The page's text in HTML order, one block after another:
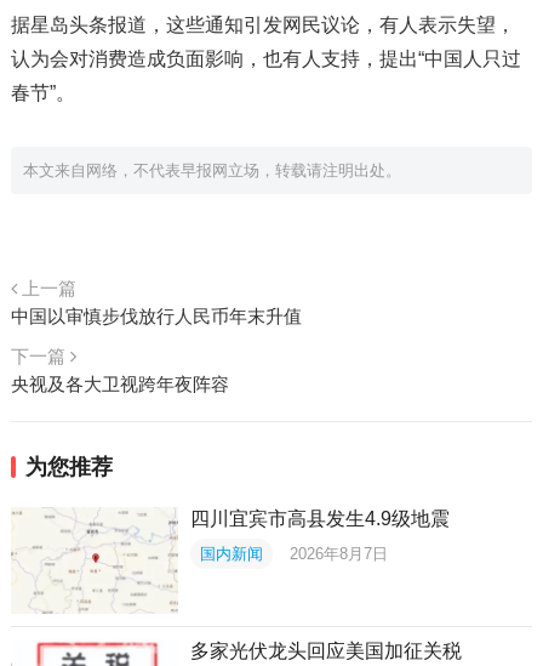
据星岛头条报道，这些通知引发网民议论，有人表示失望，
认为会对消费造成负面影响，也有人支持，提出“中国人只过
春节”。
本文来自网络，不代表早报网立场，转载请注明出处。
上一篇
中国以审慎步伐放行人民币年末升值
下一篇
央视及各大卫视跨年夜阵容
为您推荐
四川宜宾市高县发生4.9级地震
国内新闻 2026年8月7日
多家光伏龙头回应美国加征关税